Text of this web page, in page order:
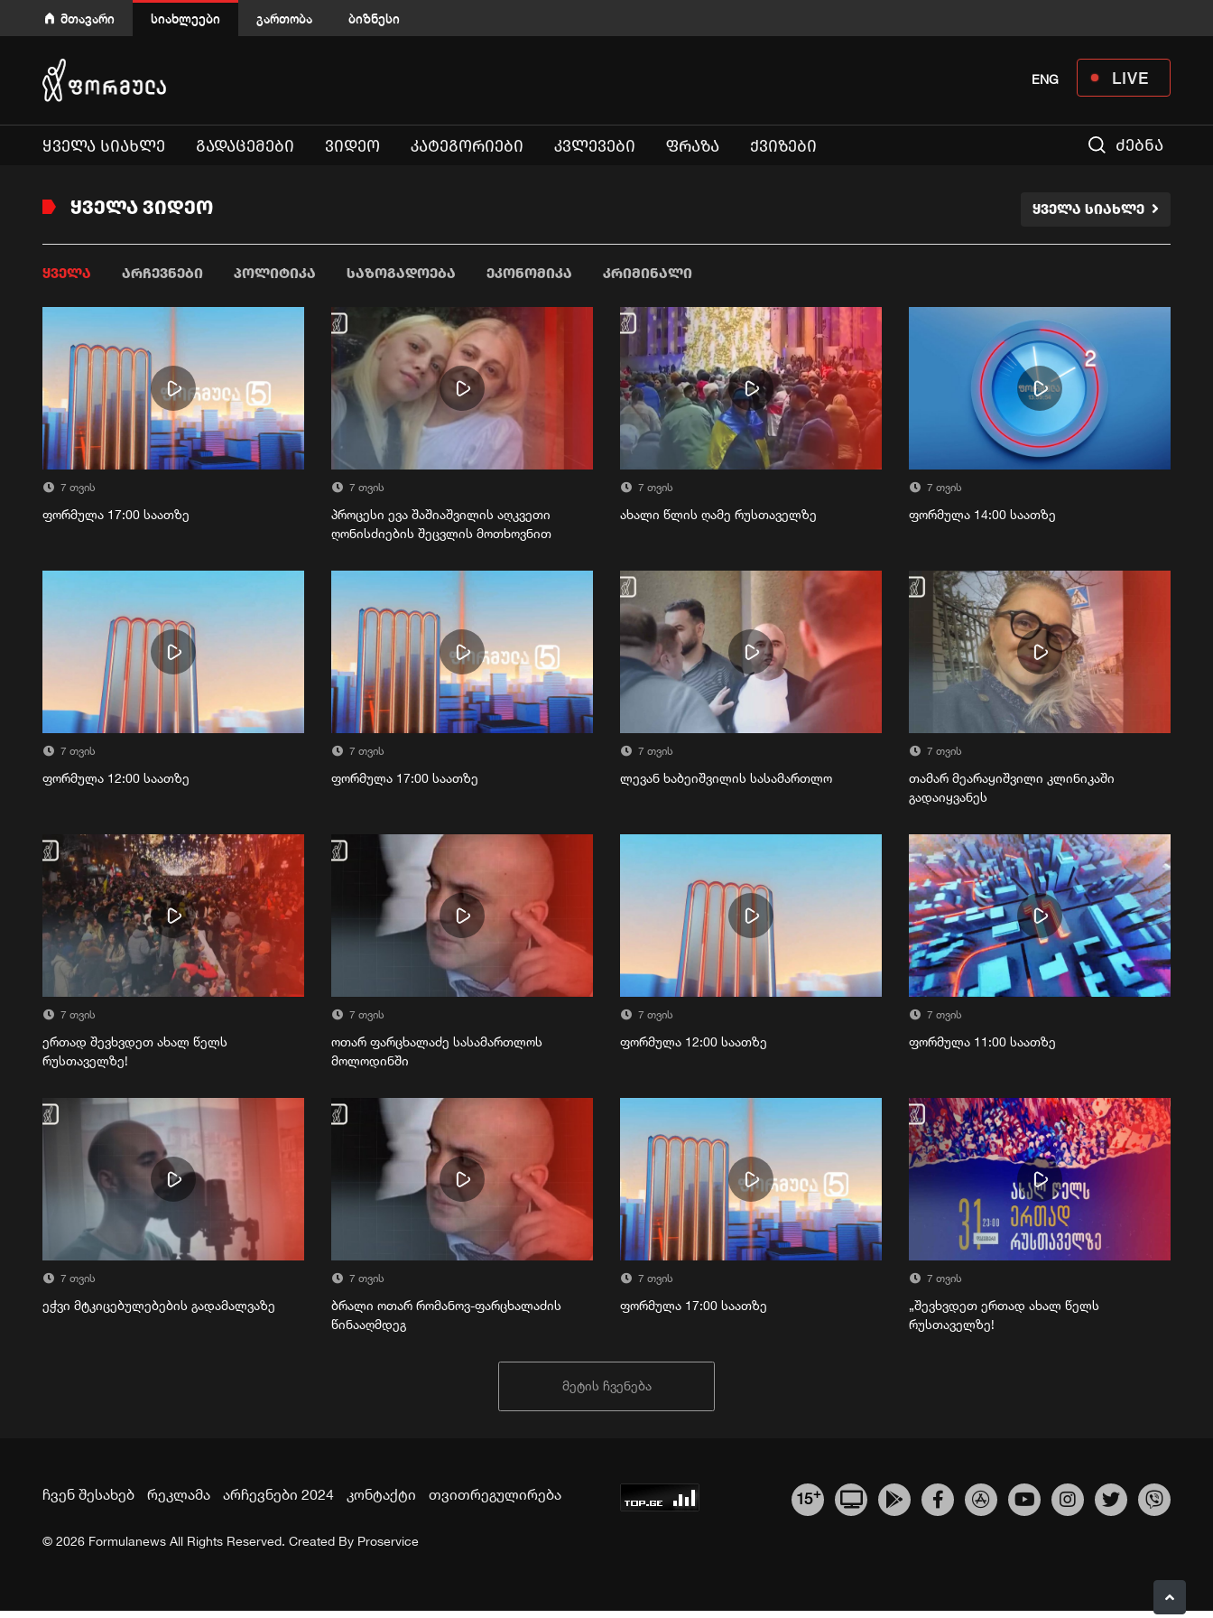
მთავარი სიახლეები გართობა ბიზნესი
LIVE
ENG
ᲧᲕᲔᲚᲐ ᲡᲘᲐᲮᲚᲔ ᲒᲐᲓᲐᲪᲔᲛᲔᲑᲘ ᲕᲘᲓᲔᲝ ᲙᲐᲢᲔᲒᲝᲠᲘᲔᲑᲘ ᲙᲕᲚᲔᲕᲔᲑᲘ ᲤᲠᲐᲖᲐ ᲥᲕᲘᲖᲔᲑᲘ ძებნა
ᲧᲕᲔᲚᲐ ᲕᲘᲓᲔᲝ ᲧᲕᲔᲚᲐ ᲡᲘᲐᲮᲚᲔ
ᲧᲕᲔᲚᲐ ᲐᲠᲩᲔᲕᲜᲔᲑᲘ ᲞᲝᲚᲘᲢᲘᲙᲐ ᲡᲐᲖᲝᲒᲐᲓᲝᲔᲑᲐ ᲔᲙᲝᲜᲝᲛᲘᲙᲐ ᲙᲠᲘᲛᲘᲜᲐᲚᲘ
7 თვის
ფორმულა 17:00 საათზე
7 თვის
პროცესი ევა შაშიაშვილის აღკვეთი
ღონისძიების შეცვლის მოთხოვნით
7 თვის
ახალი წლის ღამე რუსთაველზე
7 თვის
ფორმულა 14:00 საათზე
7 თვის
ფორმულა 12:00 საათზე
7 თვის
ფორმულა 17:00 საათზე
7 თვის
ლევან ხაბეიშვილის სასამართლო
7 თვის
თამარ მეარაყიშვილი კლინიკაში
გადაიყვანეს
7 თვის
ერთად შევხვდეთ ახალ წელს
რუსთაველზე!
7 თვის
ოთარ ფარცხალაძე სასამართლოს
მოლოდინში
7 თვის
ფორმულა 12:00 საათზე
7 თვის
ფორმულა 11:00 საათზე
7 თვის
ეჭვი მტკიცებულებების გადამალვაზე
7 თვის
ბრალი ოთარ რომანოვ-ფარცხალაძის
წინააღმდეგ
7 თვის
ფორმულა 17:00 საათზე
7 თვის
„შევხვდეთ ერთად ახალ წელს
რუსთაველზე!
მეტის ჩვენება
ჩვენ შესახებ რეკლამა არჩევნები 2024 კონტაქტი თვითრეგულირება 15+
© 2026 Formulanews All Rights Reserved. Created By Proservice